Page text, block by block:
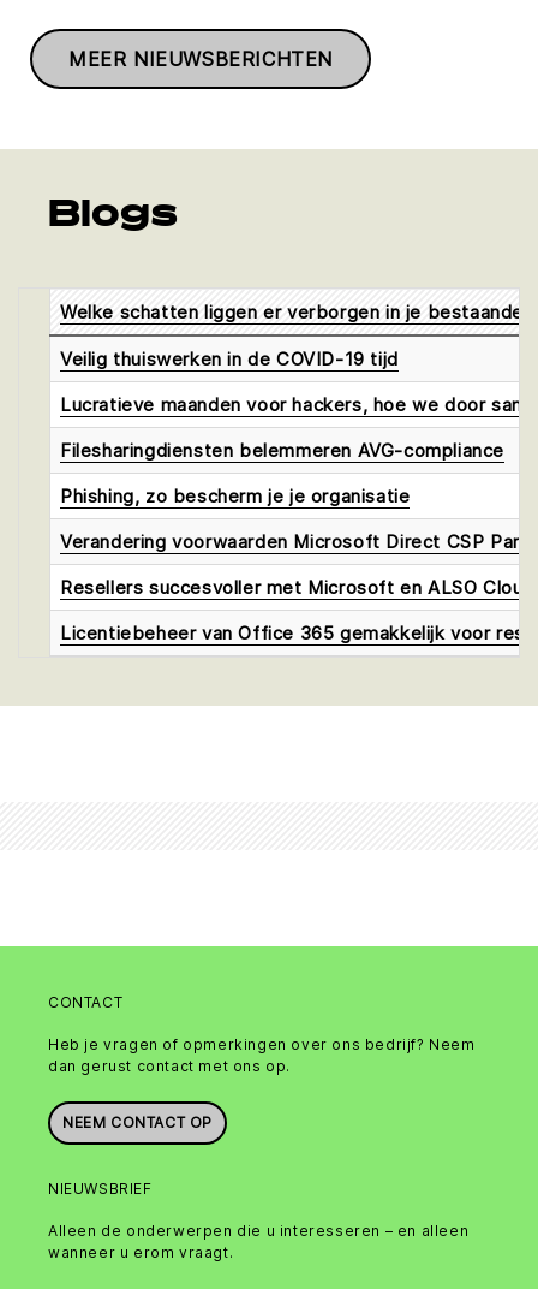
MEER NIEUWSBERICHTEN
Blogs
Welke schatten liggen er verborgen in je bestaande
Veilig thuiswerken in de COVID-19 tijd
Lucratieve maanden voor hackers, hoe we door
Filesharingdiensten belemmeren AVG-compliance
Phishing, zo bescherm je je organisatie
Verandering voorwaarden Microsoft Direct CSP
Resellers succesvoller met Microsoft en ALSO Cloud
Licentiebeheer van Office 365 gemakkelijk voor
CONTACT
Heb je vragen of opmerkingen over ons bedrijf? Neem
dan gerust contact met ons op.
NEEM CONTACT OP
NIEUWSBRIEF
Alleen de onderwerpen die u interesseren – en alleen
wanneer u erom vraagt.